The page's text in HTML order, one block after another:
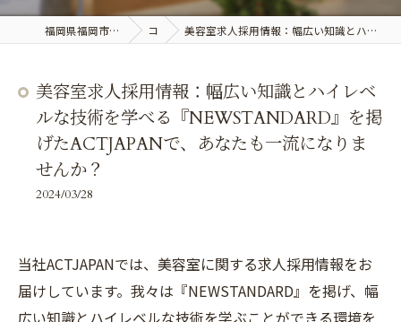
福岡県福岡市で美容室の求人ならACT JAPAN GROUP コラム 美容室求人採用情報：幅広い知識とハイレベルな技術を学べる『NEWSTANDARD』を掲げたACTJAPANで、あなたも一流になりませんか？
美容室求人採用情報：幅広い知識とハイレベ
ルな技術を学べる『NEWSTANDARD』を掲
げたACTJAPANで、あなたも一流になりま
せんか？
2024/03/28
当社ACTJAPANでは、美容室に関する求人採用情報をお
届けしています。我々は『NEWSTANDARD』を掲げ、幅
広い知識とハイレベルな技術を学ぶことができる環境を